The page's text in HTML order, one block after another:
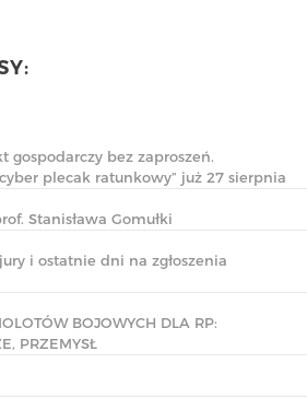
gospodarczy bez zaproszeń.
plecak ratunkowy” już 27 sierpnia
Stanisława Gomułki
i ostatnie dni na zgłoszenia
BOJOWYCH DLA RP:
PRZEMYSŁ